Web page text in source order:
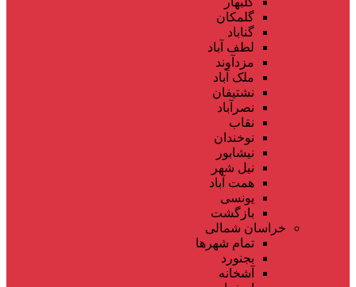
گلمکان
گناباد
لطف آباد
مزدآوند
ملک آباد
نشتیفان
نصرآباد
نقاب
نوخندان
نیشابور
نیل شهر
همت آباد
یونسی
بازگشت
خراسان شمالی
تمام شهر‌ها
بجنورد
آشخانه